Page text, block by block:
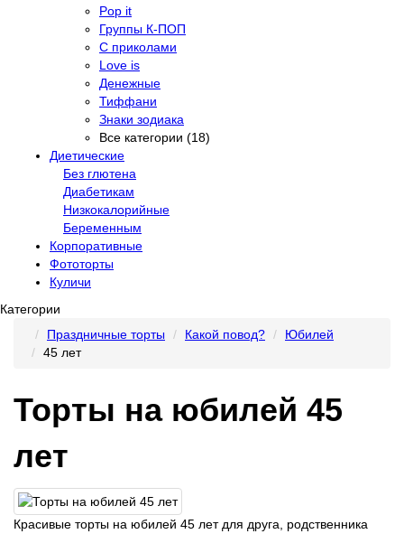
Pop it
Группы К-ПОП
С приколами
Love is
Денежные
Тиффани
Знаки зодиака
Все категории (18)
Диетические
Без глютена
Диабетикам
Низкокалорийные
Беременным
Корпоративные
Фототорты
Куличи
Категории
Праздничные торты
Какой повод?
Юбилей
45 лет
Торты на юбилей 45
лет
Красивые торты на юбилей 45 лет для друга, родственника